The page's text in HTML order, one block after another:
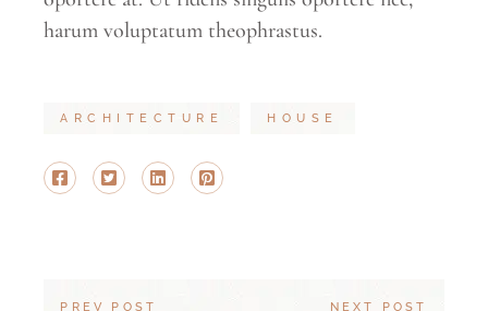
harum voluptatum theophrastus.
ARCHITECTURE HOUSE
PREV POST NEXT POST